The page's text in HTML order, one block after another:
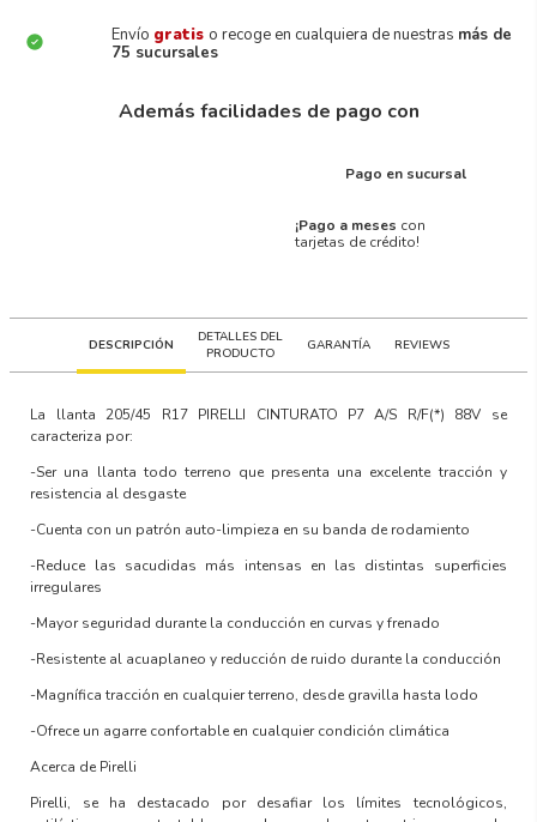
Envío gratis o recoge en cualquiera de nuestras más de
75 sucursales
Además facilidades de pago con
Pago en sucursal
¡Pago a meses con
tarjetas de crédito!
DESCRIPCIÓN
DETALLES DEL
PRODUCTO
GARANTÍA REVIEWS
La llanta205/45 R17 PIRELLI CINTURATO P7 A/S R/F(*) 88V se
caracteriza por:
-Ser una llanta todo terreno que presenta una excelente tracción y
resistencia al desgaste
-Cuenta con un patrón auto-limpieza en su banda de rodamiento
-Reduce las sacudidas más intensas en las distintas superficies
irregulares
-Mayor seguridad durante la conducción en curvas y frenado
-Resistente al acuaplaneo y reducción de ruido durante la conducción
-Magnífica tracción en cualquier terreno, desde gravilla hasta lodo
-Ofrece un agarre confortable en cualquier condición climática
Acerca de Pirelli
Pirelli, se ha destacado por desafiar los límites tecnológicos,